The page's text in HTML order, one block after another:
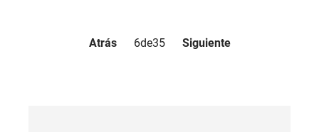
Atrás 6de35 Siguiente